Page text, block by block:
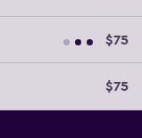
$75
$75